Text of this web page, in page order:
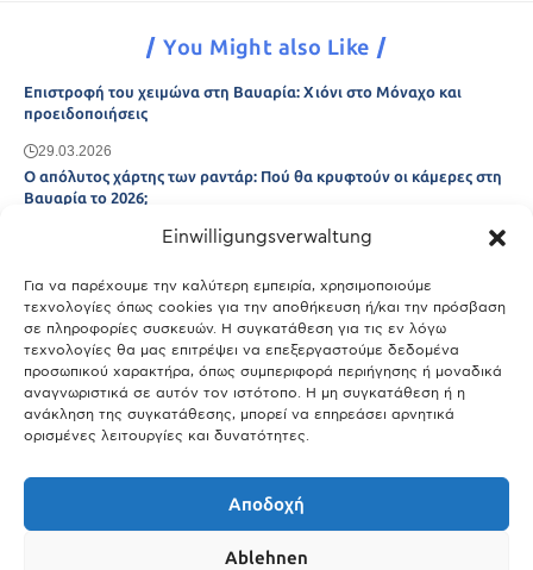
Einwilligungsverwaltung
Για να παρέχουμε την καλύτερη εμπειρία, χρησιμοποιούμε
τεχνολογίες όπως cookies για την αποθήκευση ή/και την πρόσβαση
σε πληροφορίες συσκευών. Η συγκατάθεση για τις εν λόγω
τεχνολογίες θα μας επιτρέψει να επεξεργαστούμε δεδομένα
προσωπικού χαρακτήρα, όπως συμπεριφορά περιήγησης ή μοναδικά
αναγνωριστικά σε αυτόν τον ιστότοπο. Η μη συγκατάθεση ή η
ανάκληση της συγκατάθεσης, μπορεί να επηρεάσει αρνητικά
ορισμένες λειτουργίες και δυνατότητες.
Αποδοχή
Ablehnen
You Might also Like
Επιστροφή του χειμώνα στη Βαυαρία: Χιόνι στο Μόναχο και
προειδοποιήσεις
29.03.2026
Ο απόλυτος χάρτης των ραντάρ: Πού θα κρυφτούν οι κάμερες στη
Βαυαρία το 2026;
Μόναχο;
25.03.2026
Θύελλα χτυπά το Μόναχο: Κίνδυνος από τους ισχυρούς ανέμους
και τις καταιγίδες
25.03.2026